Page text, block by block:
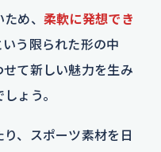
め、 柔軟に発想でき
う限られた形の中
て新しい魅力を生み
ょう。
、スポーツ素材を日